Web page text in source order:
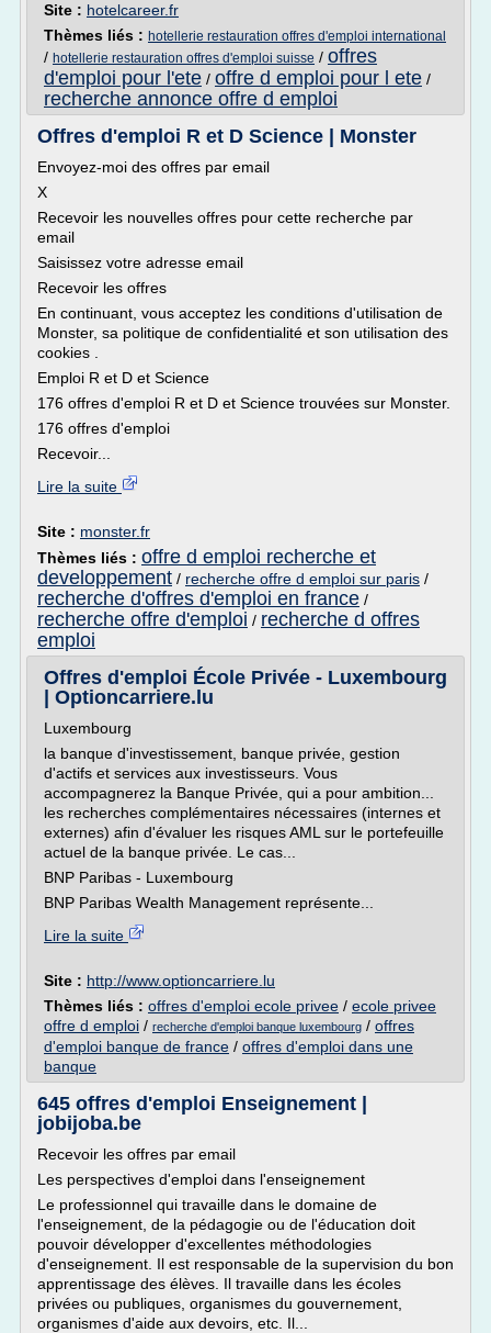
Site : hotelcareer.fr
Thèmes liés : hotellerie restauration offres d'emploi international
/ hotellerie restauration offres d'emploi suisse / offres
d'emploi pour l'ete / offre d emploi pour l ete /
recherche annonce offre d emploi
Offres d'emploi R et D Science | Monster
Envoyez-moi des offres par email
X
Recevoir les nouvelles offres pour cette recherche par
email
Saisissez votre adresse email
Recevoir les offres
En continuant, vous acceptez les conditions d'utilisation de
Monster, sa politique de confidentialité et son utilisation des
cookies .
Emploi R et D et Science
176 offres d'emploi R et D et Science trouvées sur Monster.
176 offres d'emploi
Recevoir...
Lire la suite
Site : monster.fr
Thèmes liés : offre d emploi recherche et
developpement / recherche offre d emploi sur paris /
recherche d'offres d'emploi en france /
recherche offre d'emploi / recherche d offres
emploi
Offres d'emploi École Privée - Luxembourg
| Optioncarriere.lu
Luxembourg
la banque d'investissement, banque privée, gestion
d'actifs et services aux investisseurs. Vous
accompagnerez la Banque Privée, qui a pour ambition...
les recherches complémentaires nécessaires (internes et
externes) afin d'évaluer les risques AML sur le portefeuille
actuel de la banque privée. Le cas...
BNP Paribas - Luxembourg
BNP Paribas Wealth Management représente...
Lire la suite
Site : http://www.optioncarriere.lu
Thèmes liés : offres d'emploi ecole privee / ecole privee
offre d emploi / recherche d'emploi banque luxembourg / offres
d'emploi banque de france / offres d'emploi dans une
banque
645 offres d'emploi Enseignement |
jobijoba.be
Recevoir les offres par email
Les perspectives d'emploi dans l'enseignement
Le professionnel qui travaille dans le domaine de
l'enseignement, de la pédagogie ou de l'éducation doit
pouvoir développer d'excellentes méthodologies
d'enseignement. Il est responsable de la supervision du bon
apprentissage des élèves. Il travaille dans les écoles
privées ou publiques, organismes du gouvernement,
organismes d'aide aux devoirs, etc. Il...